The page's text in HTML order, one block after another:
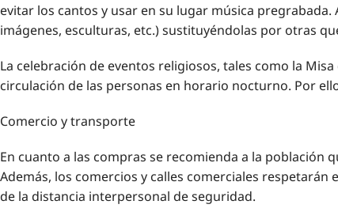
evitar los cantos y usar en su lugar música
imágenes, esculturas, etc.) sustituyéndolas por otras
La celebración de eventos religiosos, tales como la
circulación de las personas en horario nocturno. Por
Comercio y transporte
En cuanto a las compras se recomienda a la población
Además, los comercios y calles comerciales
de la distancia interpersonal de seguridad.